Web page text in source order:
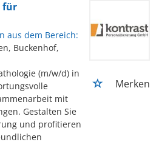
für
aus dem Bereich:
Buckenhof,
(m/w/d) in
mit
Gestalten Sie
und profitieren
Merken